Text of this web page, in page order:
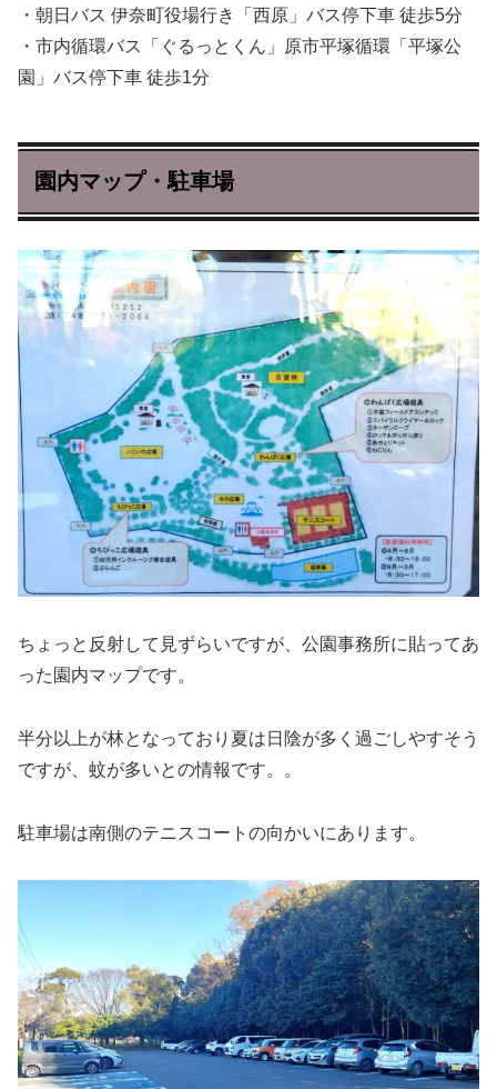
・朝日バス 伊奈町役場行き「西原」バス停下車 徒歩5分
・市内循環バス「ぐるっとくん」原市平塚循環「平塚公
園」バス停下車 徒歩1分
園内マップ・駐車場
ちょっと反射して見ずらいですが、公園事務所に貼ってあ
った園内マップです。
半分以上が林となっており夏は日陰が多く過ごしやすそう
ですが、蚊が多いとの情報です。。
駐車場は南側のテニスコートの向かいにあります。